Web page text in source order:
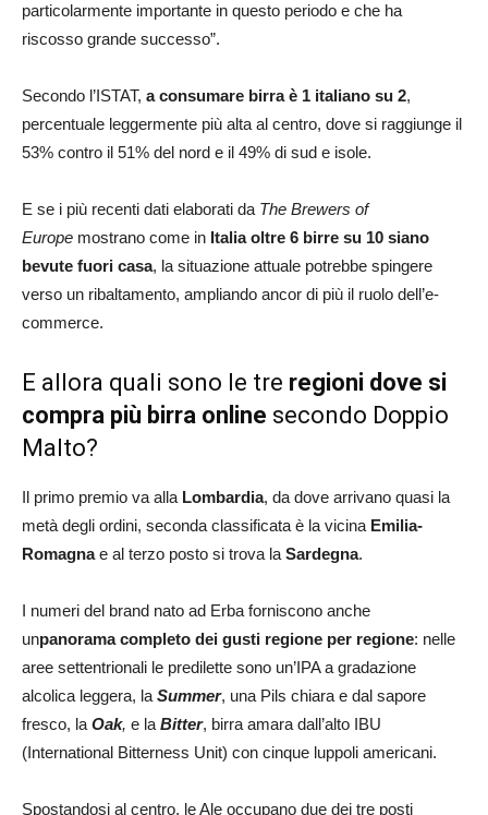
particolarmente importante in questo periodo e che ha
riscosso grande successo”.
Secondo l’ISTAT, a consumare birra è 1 italiano su 2,
percentuale leggermente più alta al centro, dove si raggiunge il
53% contro il 51% del nord e il 49% di sud e isole.
E se i più recenti dati elaborati da The Brewers of
Europe mostrano come in Italia oltre 6 birre su 10 siano
bevute fuori casa, la situazione attuale potrebbe spingere
verso un ribaltamento, ampliando ancor di più il ruolo dell’e-
commerce.
E allora quali sono le tre regioni dove si
compra più birra online secondo Doppio
Malto?
Il primo premio va alla Lombardia, da dove arrivano quasi la
metà degli ordini, seconda classificata è la vicina Emilia-
Romagnae al terzo posto si trova la Sardegna.
I numeri del brand nato ad Erba forniscono anche
unpanorama completo dei gusti regione per regione: nelle
aree settentrionali le predilette sono un’IPA a gradazione
alcolica leggera, la Summer, una Pils chiara e dal sapore
fresco, la Oak, e la Bitter, birra amara dall’alto IBU
(International Bitterness Unit) con cinque luppoli americani.
Spostandosi al centro, le Ale occupano due dei tre posti